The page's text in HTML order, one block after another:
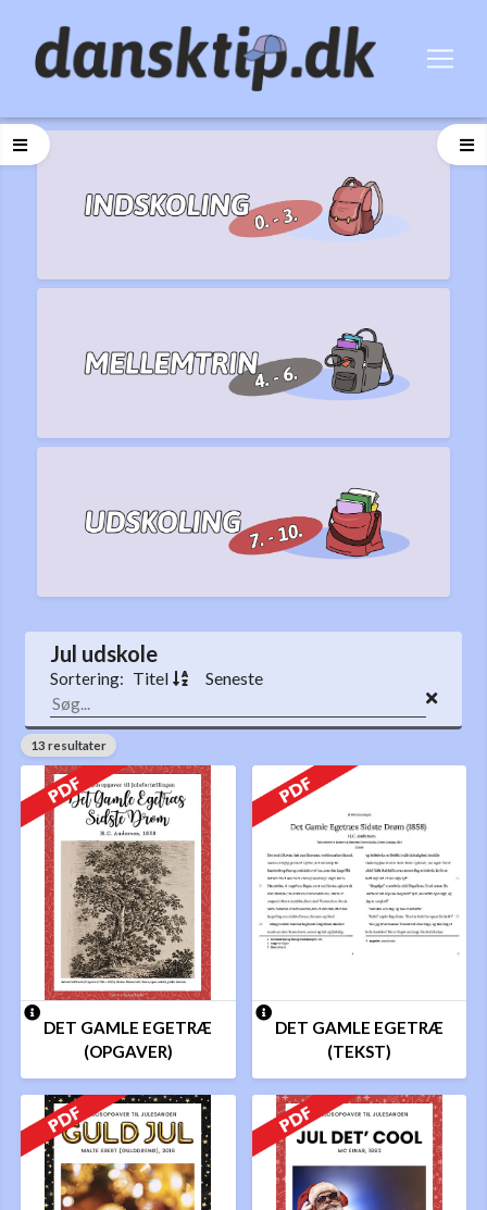
Jul udskole
Sortering: Titel Seneste
13 resultater
DET GAMLE EGETRÆ
(OPGAVER)
DET GAMLE EGETRÆ
(TEKST)